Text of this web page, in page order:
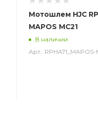
Мотошлем HJC
MAPOS MC21
В наличии
Арт.: RPHA71_MAPOS-